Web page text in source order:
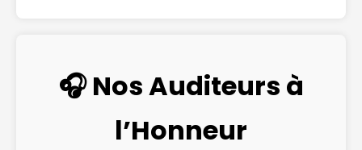
🎧 Nos Auditeurs à
l’Honneur